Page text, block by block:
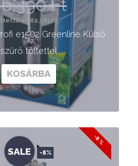
Ft
Nettó ár: 62,583 Ft
e1502 Greenline Külső
szűrő töltettel
KOSÁRBA
-8 %
SALE -8%